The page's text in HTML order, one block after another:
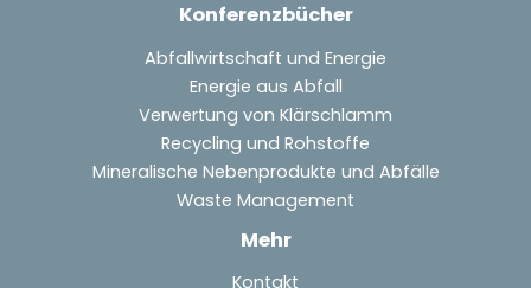
Konferenzbücher
Abfallwirtschaft und Energie
Energie aus Abfall
Verwertung von Klärschlamm
Recycling und Rohstoffe
Mineralische Nebenprodukte und Abfälle
Waste Management
Mehr
Kontakt